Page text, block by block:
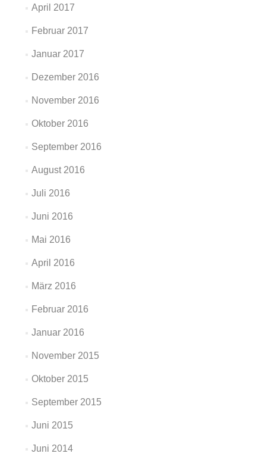
April 2017
Februar 2017
Januar 2017
Dezember 2016
November 2016
Oktober 2016
September 2016
August 2016
Juli 2016
Juni 2016
Mai 2016
April 2016
März 2016
Februar 2016
Januar 2016
November 2015
Oktober 2015
September 2015
Juni 2015
Juni 2014